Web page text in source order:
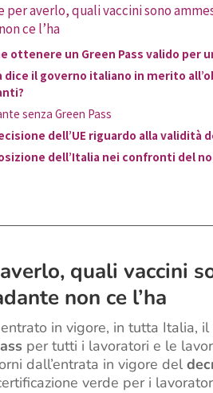
per averlo, quali vaccini sono
ce l’ha
ottenere un Green Pass valido per
dice il governo italiano in merito
senza Green Pass
dell’UE riguardo alla validità
dell’Italia nei confronti del
quali vaccini
non ce l’ha
in vigore, in tutta Italia,
per tutti i lavoratori e le
dall’entrata in vigore del
verde per i